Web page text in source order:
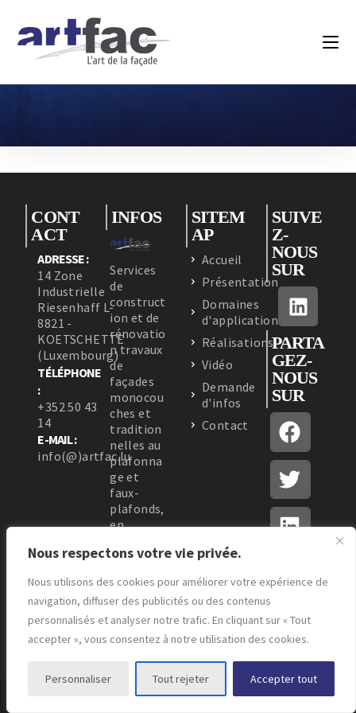
Nous respectons votre vie privée.
Nous utilisons des cookies pour améliorer votre expérience de
navigation, diffuser des publicités ou des contenus
personnalisés et analyser notre trafic. En cliquant sur « Tout
accepter », vous consentez à notre utilisation des cookies.
Personnaliser Tout rejeter Accepter tout
CONT
ACT
ADRESSE :
14 Zone
Industrielle
Riesenhaff L-
8821 -
KOETSCHETTE
(Luxembourg)
TÉLÉPHONE
:
+352 50 43
14
E-MAIL :
info(@)artfac.lu
INFOS
Services
de
construct
ion et de
rénovatio
n travaux
de
façades
monocou
ches et
tradition
nelles au
plafonna
ge et
faux-
plafonds,
en
par
n
thermiqu
e.
SITEM
AP
Accueil
Présentation
Domaines
d'applications
Réalisations
Vidéo
Demande
d'infos
Contact
SUIVE
Z-
NOUS
SUR
PARTA
GEZ-
NOUS
SUR
© Copyright - Artfac - Design byMarkeasy